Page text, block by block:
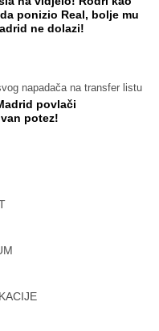
ponizio Real, bolje mu
ne dolazi!
napadača na transfer listu
povlači
potez!